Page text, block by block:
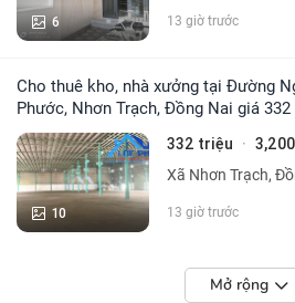
6 13 giờ trước
Cho thuê kho, nhà xưởng tại Đường Nguyễn Ái Quốc, Hiệp
Phước, Nhơn Trạch, Đồng Nai giá
10
332 triệu ·
Xã Nhơn Trạch,
13 giờ trước
Mở rộng